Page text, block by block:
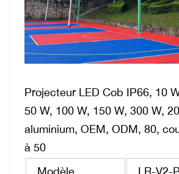
Projecteur LED Cob IP66, 10
50 W, 100 W, 150 W, 300 W,
aluminium, OEM, ODM, 80,
à 50
Modèle
LR-V2-